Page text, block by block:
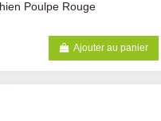
Poulpe Rouge
Ajouter au panier